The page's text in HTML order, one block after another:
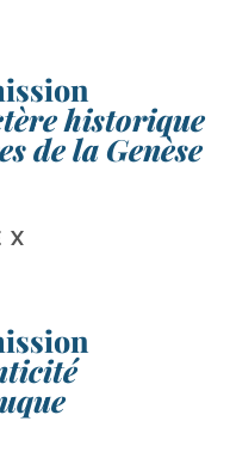
historique
de la Genèse
X